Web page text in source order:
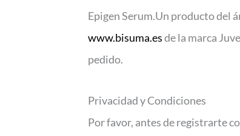
Epigen Serum.Un producto del
www.bisuma.esde la marca
pedido.
Privacidad y Condiciones
Por favor, antes de registrarte